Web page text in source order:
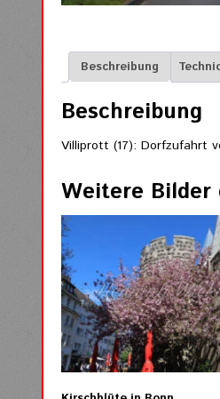
Beschreibung
Beschreibung
Villiprott (17): Dorfzufahrt
Weitere Bilder